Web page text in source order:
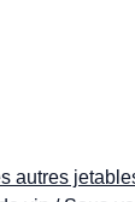
autres